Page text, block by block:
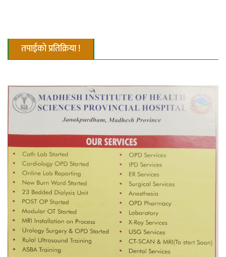
नदी अधिकारका ती कानुनी पाटा, जसले
बनाउँछ नदीलाई संरक्षण हकदार
प्रतिस्पर्धाबिनाको नियुक्ति बदरबारे अन्तरिम
आदेश निक्र्योल गर्न असार ६ मा पेसी
निर्धारित ठाउँमा राजर्षिजनक विश्वविद्यालय
भवन बनाउन उपकुलपतिद्वारा आनाकानी
तपाईको प्रतिक्रिया !